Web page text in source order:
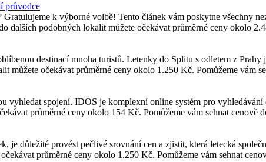
průvodce
Gratulujeme k výborné volbě! Tento článek vám poskytne všechny
dalších podobných lokalit můžete očekávat průměrné ceny okolo
destinací mnoha turistů. Letenky do Splitu s odletem z
můžete očekávat průměrné ceny okolo 1.250 Kč. Pomůžeme vám
vyhledat spojení. IDOS je komplexní online systém pro
průměrné ceny okolo 154 Kč. Pomůžeme vám sehnat cenově
je důležité provést pečlivé srovnání cen a zjistit, která letecká
průměrné ceny okolo 1.250 Kč. Pomůžeme vám sehnat